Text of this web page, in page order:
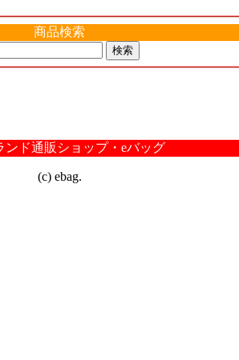
商品検索
ンド通販ショップ・eバッグ
(c) ebag.